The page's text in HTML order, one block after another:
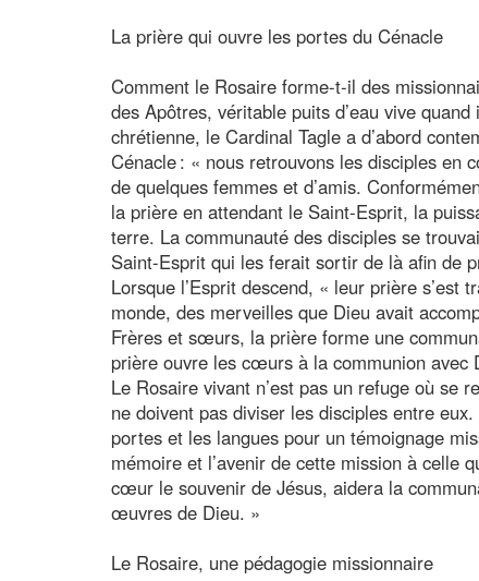
La prière qui ouvre les portes du Cénacle
Comment le Rosaire forme-t-il des
des Apôtres, véritable puits d’eau vive
chrétienne, le Cardinal Tagle a d’abord
Cénacle : « nous retrouvons les disciples en
de quelques femmes et d’amis.
la prière en attendant le Saint-Esprit, la
terre. La communauté des disciples se
Saint-Esprit qui les ferait sortir de là afin de
Lorsque l’Esprit descend, « leur prière s’est
monde, des merveilles que Dieu avait
Frères et sœurs, la prière forme une
prière ouvre les cœurs à la communion avec
Le Rosaire vivant n’est pas un refuge où se
ne doivent pas diviser les disciples entre
portes et les langues pour un témoignage
mémoire et l’avenir de cette mission à celle
cœur le souvenir de Jésus, aidera la
œuvres de Dieu. »
Le Rosaire, une pédagogie missionnaire